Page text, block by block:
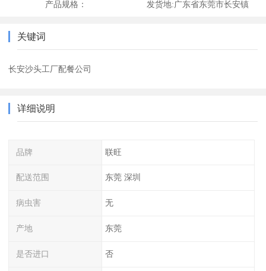
产品规格： 发货地:广东省东莞市长安镇
关键词
长安沙头工厂配餐公司
详细说明
品牌 联旺
配送范围 东莞 深圳
病虫害 无
产地 东莞
是否进口 否